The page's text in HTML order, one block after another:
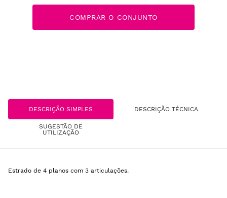
COMPRAR O CONJUNTO
DESCRIÇÃO SIMPLES DESCRIÇÃO TÉCNICA
SUGESTÃO DE
UTILIZAÇÃO
Estrado de 4 planos com 3 articulações.